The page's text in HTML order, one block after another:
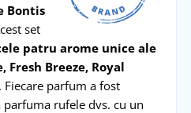
Bontis
set
patru arome unice ale
Fresh Breeze, Royal
. Fiecare parfum a fost
rufele dvs. cu un